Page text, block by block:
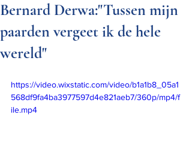
Bernard Derwa:"Tussen mijn
paarden vergeet ik de hele
wereld"
https://video.wixstatic.com/video/b1a1b8_05a1
568df9fa4ba3977597d4e821aeb7/360p/mp4/f
ile.mp4